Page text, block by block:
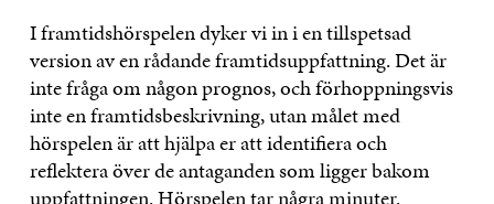
I framtidshörspelen dyker vi in i en tillspetsad
version av en rådande framtidsuppfattning. Det är
inte fråga om någon prognos, och förhoppningsvis
inte en framtidsbeskrivning, utan målet med
hörspelen är att hjälpa er att identifiera och
reflektera över de antaganden som ligger bakom
uppfattningen. Hörspelen tar några minuter.